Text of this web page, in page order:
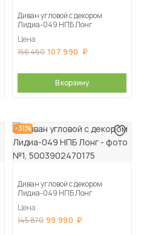
Диван угловой с декором
Лидиа-049 НПБ Лонг
Цена
156 460 107 990
В корзину
-31%
Диван угловой с декором
Лидиа-049 НПБ Лонг
Цена
145 870 99 990